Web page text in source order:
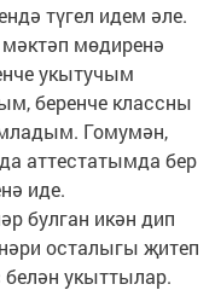
түгел идем әле.
мөдиренә
укытучым
беренче классны
Гомумән,
аттестатымда бер
иде.
булган икән дип
осталыгы җитеп
белән укыттылар.